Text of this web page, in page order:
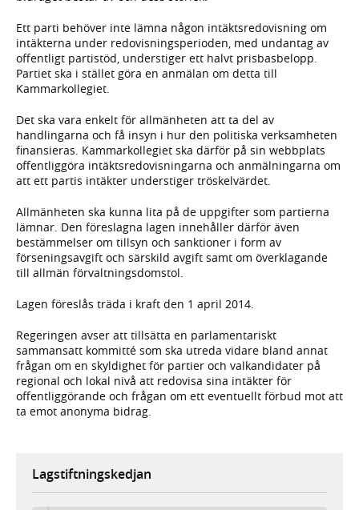
Ett parti behöver inte lämna någon intäktsredovisning om
intäkterna under redovisningsperioden, med undantag av
offentligt partistöd, understiger ett halvt prisbasbelopp.
Partiet ska i stället göra en anmälan om detta till
Kammarkollegiet.
Det ska vara enkelt för allmänheten att ta del av
handlingarna och få insyn i hur den politiska verksamheten
finansieras. Kammarkollegiet ska därför på sin webbplats
offentliggöra intäktsredovisningarna och anmälningarna om
att ett partis intäkter understiger tröskelvärdet.
Allmänheten ska kunna lita på de uppgifter som partierna
lämnar. Den föreslagna lagen innehåller därför även
bestämmelser om tillsyn och sanktioner i form av
förseningsavgift och särskild avgift samt om överklagande
till allmän förvaltningsdomstol.
Lagen föreslås träda i kraft den 1 april 2014.
Regeringen avser att tillsätta en parlamentariskt
sammansatt kommitté som ska utreda vidare bland annat
frågan om en skyldighet för partier och valkandidater på
regional och lokal nivå att redovisa sina intäkter för
offentliggörande och frågan om ett eventuellt förbud mot att
ta emot anonyma bidrag.
Lagstiftningskedjan